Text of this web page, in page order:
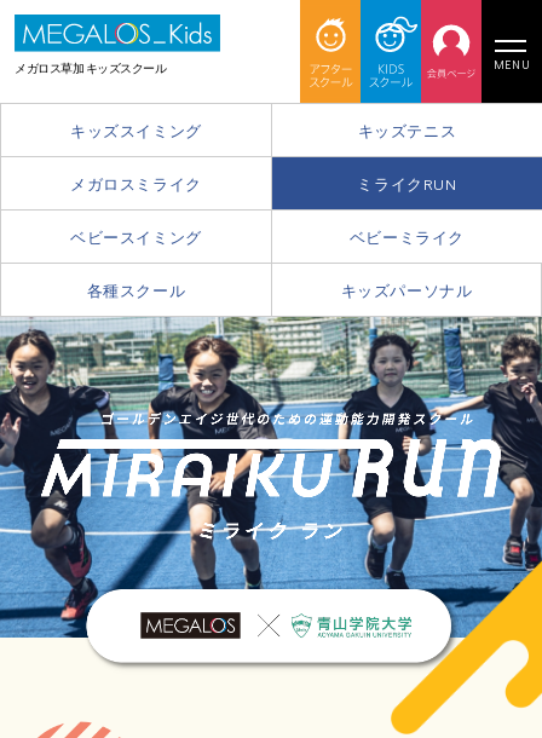
メガロス草加 キッズスクール MENU
キッズスイミング キッズテニス
メガロスミライク ミライクRUN
ベビースイミング ベビーミライク
各種スクール キッズパーソナル